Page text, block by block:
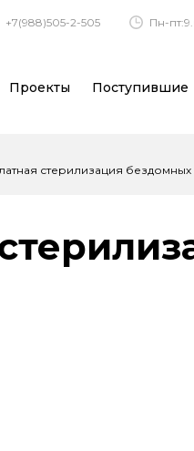
+7(988)505-2-505 Пн-
Проекты Поступившие
стерилизация